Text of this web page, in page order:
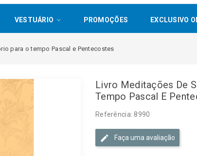
VESTUÁRIO PROMOÇÕES EXCLUSIVO
para o tempo Pascal e Pentecostes
Livro Meditações De
Tempo Pascal E
Referência: 8990
Faça uma avaliação